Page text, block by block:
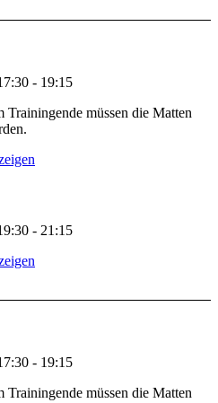
- 19:15
Trainingende müssen die Matten
- 21:15
- 19:15
Trainingende müssen die Matten